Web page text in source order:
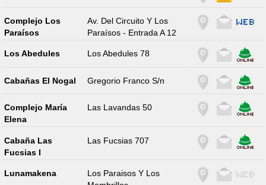
Complejo Los
Paraísos
Av. Del Circuito Y Los
Paraísos - Entrada A 12
Los Abedules Los Abedules 78
Cabañas El Nogal Gregorio Franco S/n
Complejo María
Elena
Las Lavandas 50
Cabaña Las
Fucsias I
Las Fucsias 707
Lunamakena
Los Paraisos Y Los